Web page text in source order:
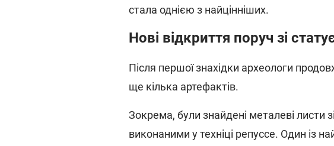
стала однією з найцінніших.
Нові відкриття поруч зі
Після першої знахідки археологи
ще кілька артефактів.
Зокрема, були знайдені металеві листи
виконаними у техніці репуссе. Один із